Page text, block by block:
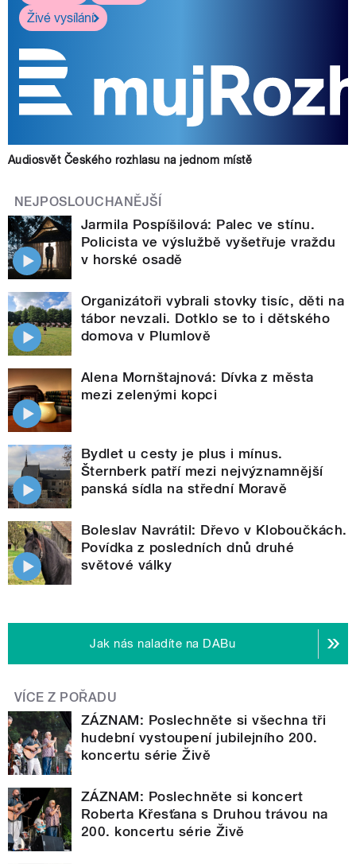
Živé vysílání
Audiosvět Českého rozhlasu na jednom místě
NEJPOSLOUCHANĚJŠÍ
Jarmila Pospíšilová: Palec ve stínu.
Policista ve výslužbě vyšetřuje vraždu
v horské osadě
Organizátoři vybrali stovky tisíc, děti na
tábor nevzali. Dotklo se to i dětského
domova v Plumlově
Alena Mornštajnová: Dívka z města
mezi zelenými kopci
Bydlet u cesty je plus i mínus.
Šternberk patří mezi nejvýznamnější
panská sídla na střední Moravě
Boleslav Navrátil: Dřevo v Kloboučkách.
Povídka z posledních dnů druhé
světové války
Jak nás naladíte na DABu
VÍCE Z POŘADU
ZÁZNAM: Poslechněte si všechna tři
hudební vystoupení jubilejního 200.
koncertu série Živě
ZÁZNAM: Poslechněte si koncert
Roberta Křesťana s Druhou trávou na
200. koncertu série Živě